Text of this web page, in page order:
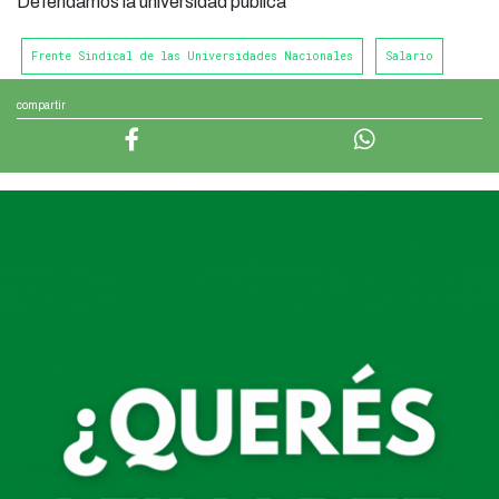
compartir
Frente Sindical de las Universidades Nacionales Salario